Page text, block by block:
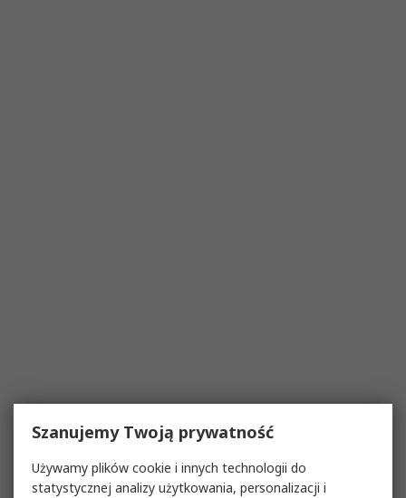
Szanujemy Twoją prywatność
Używamy plików cookie i innych technologii do
statystycznej analizy użytkowania, personalizacji i